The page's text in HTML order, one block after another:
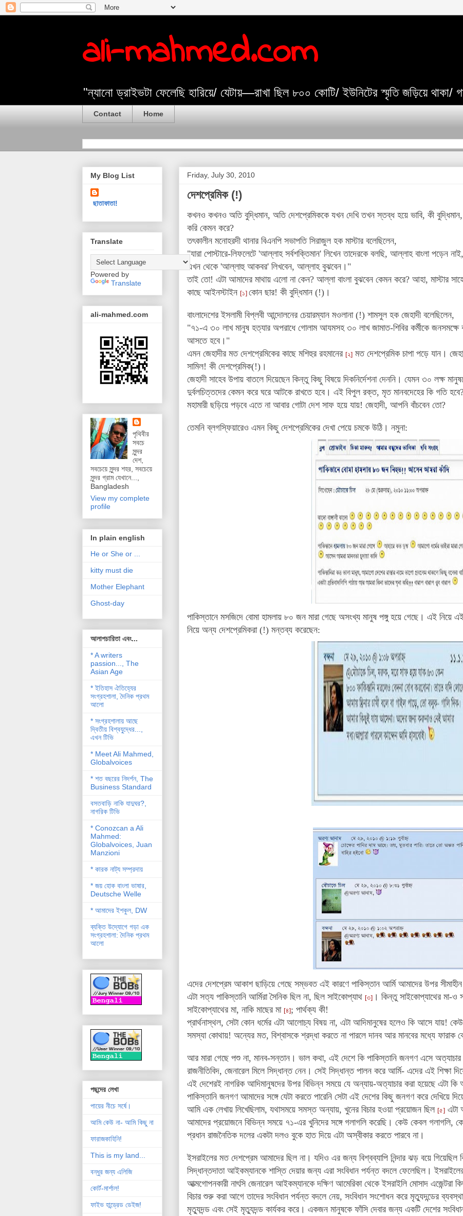
ali-mahmed.com
"ন্যানো ড্রাইভটা ফেলেছি হারিয়ে/ যেটায়—রাখা ছিল ৮০০ কোটি/ ইউনিটের স্মৃতি জড়িয়ে
Contact Home
Friday, July 30, 2010
দেশপ্রেমিক (!)
কখনও কখনও অতি বুদ্ধিমান, অতি দেশপ্রেমিককে যখন দেখি তখন স্তব্ধ হয়ে ভাবি, কী
করি কেমন করে?
তৎকালীন মনোহরদী থানার বিএনপি সভাপতি সিরাজুল হক মাস্টার বলেছিলেন,
"যারা পোস্টারে-লিফলেটে 'আল্লাহ সর্বশক্তিমান' লিখেন তাদেরকে বলছি, আল্লাহ বাংলা পড়েন
এখন থেকে 'আল্লাহু আকবর' লিখবেন, আল্লাহ বুঝবেন।"
তাই তো! এটা আমাদের মাথায় এলো না কেন? আল্লা বাংলা বুঝবেন কেমন করে? আহা, মাস্টার
কাছে আইনস্টাইন [১] কোন ছার! কী বুদ্ধিমান (!)।
বাংলাদেশের ইসলামী বিপ্লবী আন্দোলনের চেয়ারম্যান মওলানা (!) শামসুল হক জেহাদী বলেছিলেন,
"৭১-এ ৩০ লাখ মানুষ হত্যার অপরাধে গোলাম আযমসহ ৩০ লাখ জামাত-শিবির কর্মীকে
আসতে হবে।"
এমন জেহাদীর মত দেশপ্রেমিকের কাছে মশিহুর রহমানের [২]মত দেশপ্রেমিক চাপা পড়ে যান।
সামিল! কী দেশপ্রেমিক(!)।
জেহাদী সাহেব উপায় বাতলে দিয়েছেন কিন্তু কিছু বিষয়ে দিকনির্দেশনা দেননি। যেমন ৩০ লক্ষ
দুর্বলচিত্তদের কেমন করে ঘরে আটকে রাখতে হবে। এই বিপুল রক্ত, মৃত মানবদেহের কি গতি
মহামারী ছড়িয়ে পড়বে এতে না আবার গোটা দেশ সাফ হয়ে যায়! জেহাদী, আপনি বাঁচবেন তো?
তেমনি ব্লগস্ফিয়ারেও এমন কিছু দেশপ্রেমিকের দেখা পেয়ে চমকে উঠি। নমুনা:
পাকিস্তানে মসজিদে বোমা হামলায় ৮০ জন মারা গেছে অসংখ্য মানুষ পঙ্গু হয়ে গেছে। এই নিয়ে
নিয়ে অন্য দেশপ্রেমিকরা (!) মন্তব্য করেছেন:
এদের দেশপ্রেম আকাশ ছাড়িয়ে গেছে সম্ভবত এই কারণে পাকিস্তান আর্মি আমাদের উপর
এটা সত্য পাকিস্তানি আর্মিরা সৈনিক ছিল না, ছিল সাইকোপ্যাথ [৩]। কিন্তু সাইকোপ্যাথের মা-ও
সাইকোপ্যাথের মা, নাকি মাছের মা [৪]; পার্থক্য কী!
প্রার্থনাস্থল, সেটা কোন ধর্মের এটা আলোচ্য বিষয় না, এটা আদিমানুষের হলেও কি আসে যায়!
সমস্যা কোথায়! অন্যের মত, বিশ্বাসকে শ্রদ্ধা করতে না পারলে দানব আর মানবের মধ্যে ফারাক
আর মারা গেছে পশু না, মানব-সন্তান। ভাল কথা, এই দেশে কি পাকিস্তানি জনগণ এসে অত্যাচার
রাজনীতিবিদ, জেনারেল মিলে সিদ্ধান্ত নেন। সেই সিদ্ধান্ত পালন করে আর্মি- এদের এই শিক্ষা
এই দেশেরই নাগরিক আদিমানুষদের উপর বিভিন্ন সময়ে যে অন্যায়-অত্যাচার করা হয়েছে এটা কি
পাকিস্তানি জনগণ আমাদের সঙ্গে যেটা করতে পারেনি সেটা এই দেশের কিছু জনগণ করে দেখিয়ে
আমি এক লেখায় লিখেছিলাম, যথাসময়ে সমস্ত অন্যায়, খুনের বিচার হওয়া প্রয়োজন ছিল [৫]এটা
আমাদের প্রয়োজনে বিভিন্ন সময়ে ৭১-এর খুনিদের সঙ্গে গলাগলি করেছি। কেউ কেবল গলাগলি,
প্রধান রাজনৈতিক দলের একটা দলও বুকে হাত দিয়ে এটা অস্বীকার করতে পারবে না।
ইসরাইলের মত দেশপ্রেম আমাদের ছিল না। যদিও এর জন্য বিশ্বব্যাপি নিন্দার ঝড় বয়ে গিয়েছিল
সিদ্ধান্তদাতা আইকম্যানকে শাস্তি দেয়ার জন্য এরা সংবিধান পর্যন্ত বদলে ফেলেছিল। ইসরাইলের
আত্মগোপনকারী নাৎসি জেনারেল আইকম্যানকে দক্ষিণ আমেরিকা থেকে ইসরাইলি মোসাদ
বিচার শুরু করা আগে তাদের সংবিধান পর্যন্ত বদলে নেয়, সংবিধান সংশোধন করে মৃত্যুদন্ডের
মৃত্যুদন্ড এবং সেই মৃত্যুদন্ড কার্যকর করে। একজন মানুষকে ফাঁসি দেবার জন্য একটি দেশের
My Blog List
ছাতাফাতা!
Translate
Powered by
Translate
ali-mahmed.com
পৃথিবীর
সবচে
সুন্দর
দেশ,
সবচেয়ে সুন্দর শহর, সবচেয়ে
সুন্দর গ্রাম যেখানে...,
Bangladesh
View my complete
profile
In plain english
He or She or ...
kitty must die
Mother Elephant
Ghost-day
আলাপচারিতা এবং...
* A writers
passion..., The
Asian Age
* ইতিহাস ঐতিহ্যের
সংগ্রহশালা, দৈনিক প্রথম
আলো
* সংগ্রহশালায় আছে
দ্বিতীয় বিশ্বযু্দ্ধের...,
এখন টিভি
* Meet Ali Mahmed,
Globalvoices
* শত বছরের নিদর্শন, The
Business Standard
বসতবাড়ি নাকি যাদুঘর?,
নাগরিক টিভি
* Conozcan a Ali
Mahmed:
Globalvoices, Juan
Manzioni
* কারক নাট্য সম্প্রদায়
* জয় হোক বাংলা ভাষার,
Deutsche Welle
* আমাদের ইশকুল, DW
ব্যক্তি উদ্যোগে গড়া এক
সংগ্রহশালা: দৈনিক প্রথম
আলো
পছন্দের লেখা
পায়ের নীচে সর্ষে।
আমি কেউ না- আমি কিছু না
ফারাজকাহিনি!
This is my land...
বন্ধুর জন্য এলিজি
কোর্ট-মার্শাল!
ফাইভ হান্ড্রেড ডেইজ!